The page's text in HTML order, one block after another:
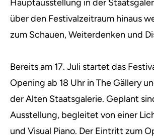
Hauptausstellung in der
über den Festivalzeitraum hinaus
zum Schauen, Weiterdenken und
Bereits am 17. Juli startet das
Opening ab 18 Uhr in The Gällery
der Alten Staatsgalerie. Geplant
Ausstellung, begleitet von einer
und Visual Piano. Der Eintritt zum